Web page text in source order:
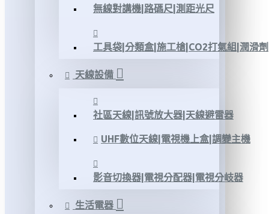
無線對講機|路碼尺|測距光尺
工具袋|分類盒|施工槍|CO2打氣組|潤滑劑
天線設備
社區天線|訊號放大器|天線避雷器
UHF數位天線|電視機上盒|調變主機
影音切換器|電視分配器|電視分岐器
生活電器